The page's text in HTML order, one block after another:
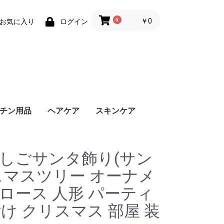
お気に入り ログイン 0 ￥0
ン用品 ヘアケア スキンケア
ごサンタ飾り(サン
スツリー オーナメ
ース 人形 パーティ
クリスマス 部屋 装